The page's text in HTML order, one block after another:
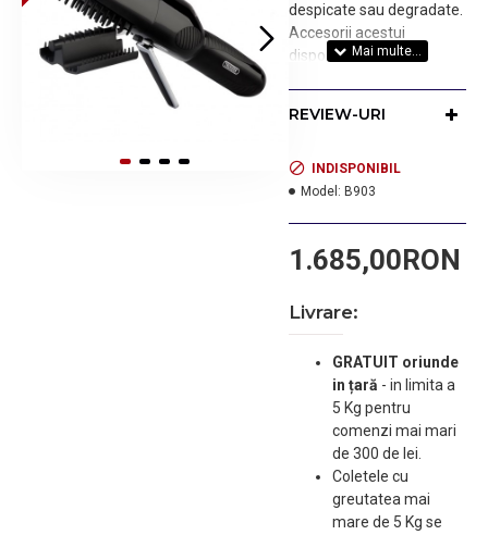
despicate sau degradate.
Accesorii acestui
dispozitiv sunt:
pentru transportul sigur al
acestuia.
clientilor inainte de
se utilizeaza pentru a
3. 2 CLIPSURI:pentru
sectionarea parului
netratat de cel tratat.
4. PERIUTA CURATARE:
pentru curatarea lamelor
REVIEW-URI
1.685,00RON
INDISPONIBIL
Model: B903
Livrare:
GRATUIT oriunde
in țară - in limita a
5 Kg pentru
comenzi mai mari
de 300 de lei.
Coletele cu
greutatea mai
mare de 5 Kg se